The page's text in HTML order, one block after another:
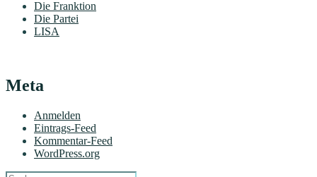
Die Franktion
Die Partei
LISA
Meta
Anmelden
Eintrags-Feed
Kommentar-Feed
WordPress.org